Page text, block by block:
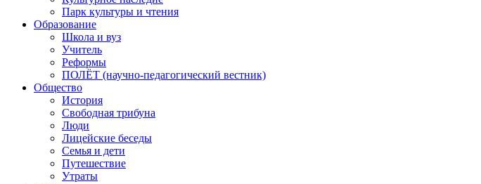
Парк культуры и чтения
Образование
Школа и вуз
Учитель
Реформы
ПОЛЁТ (научно-педагогический вестник)
Общество
История
Свободная трибуна
Люди
Лицейские беседы
Семья и дети
Путешествие
Утраты